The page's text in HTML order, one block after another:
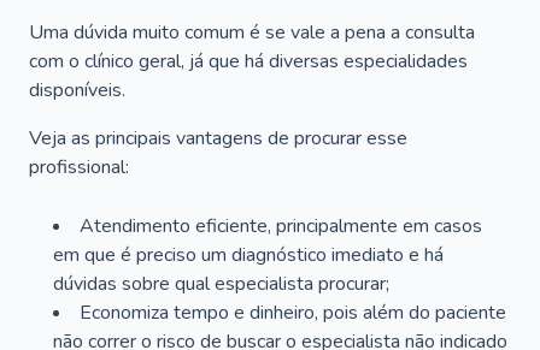
Uma dúvida muito comum é se vale a pena a consulta
com o clínico geral, já que há diversas especialidades
disponíveis.
Veja as principais vantagens de procurar esse
profissional:
Atendimento eficiente, principalmente em casos
em que é preciso um diagnóstico imediato e há
dúvidas sobre qual especialista procurar;
Economiza tempo e dinheiro, pois além do paciente
não correr o risco de buscar o especialista não indicado